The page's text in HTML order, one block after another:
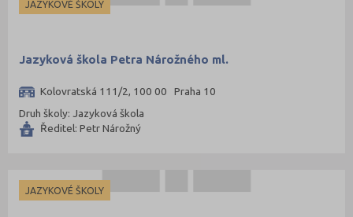
JAZYKOVÉ ŠKOLY
Jazyková škola Petra Nárožného ml.
Kolovratská 111/2, 100 00 Praha 10
Druh školy: Jazyková škola
Ředitel: Petr Nárožný
JAZYKOVÉ ŠKOLY